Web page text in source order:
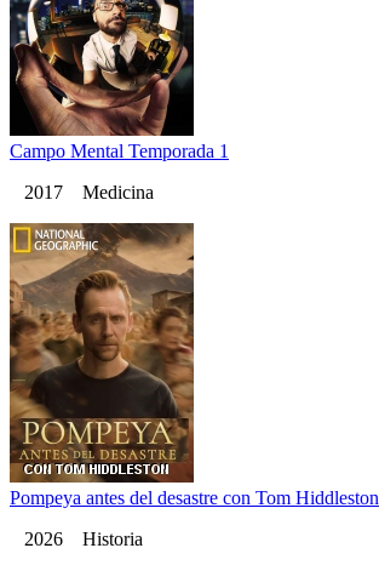
Campo Mental Temporada 1
2017 Medicina
Pompeya antes del desastre con Tom Hiddleston
2026 Historia